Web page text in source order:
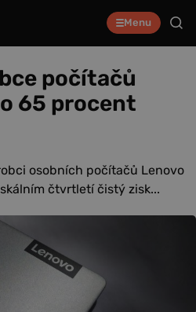
Menu
počítačů
65 procent
osobních počítačů Lenovo
čtvrtletí čistý zisk...